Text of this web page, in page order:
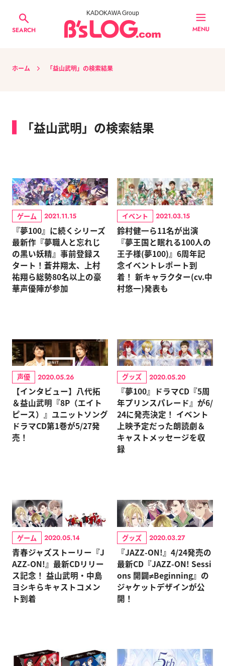
SEARCH
KADOKAWA Group
MENU
ホーム 「益山武明」の検索結果
「益山武明」の検索結果
ゲーム 2021.11.15
『夢100』に続くシリーズ
最新作『夢職人と忘れじ
の黒い妖精』事前登録ス
タート！蒼井翔太、上村
祐翔ら総勢80名以上の豪
華声優陣が参加
イベント 2021.03.15
鈴村健一ら11名が出演
『夢王国と眠れる100人の
王子様(夢100)』6周年記
念イベントレポート到
着！ 新キャラクター(cv.中
村悠一)発表も
声優 2020.05.26
【インタビュー】八代拓
＆益山武明『8P（エイト
ピース）』ユニットソング
ドラマCD第1巻が5/27発
売！
グッズ 2020.05.20
『夢100』ドラマCD『5周
年プリンスパレード』が6/
24に発売決定！ イベント
上映予定だった朗読劇＆
キャストメッセージを収
録
ゲーム 2020.05.14
青春ジャズストーリー『J
AZZ-ON!』最新CDリリー
ス記念！ 益山武明・中島
ヨシキらキャストコメン
ト到着
グッズ 2020.03.27
『JAZZ-ON!』4/24発売の
最新CD『JAZZ-ON! Sessi
ons 開闢≠Beginning』の
ジャケットデザインが公
開！